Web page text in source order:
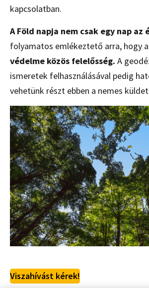
kapcsolatban.
A Föld napja nem csak egy nap az
folyamatos emlékeztető arra, hogy a
védelme közös felelősség. A
ismeretek felhasználásával pedig
vehetünk részt ebben a nemes
Viszahívást kérek!